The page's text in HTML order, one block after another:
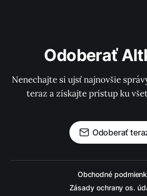
Odoberať
Nenechajte si ujsť najnovšie
teraz a získajte prístup ku
Odoberať
Obchodné
Zásady ochrany os.